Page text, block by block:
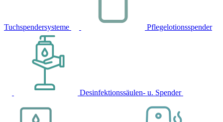
Tuchspendersysteme Pflegelotionsspender
Desinfektionssäulen- u. Spender